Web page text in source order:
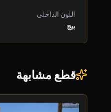
اللون الداخلي
بيج
قطع مشابهة